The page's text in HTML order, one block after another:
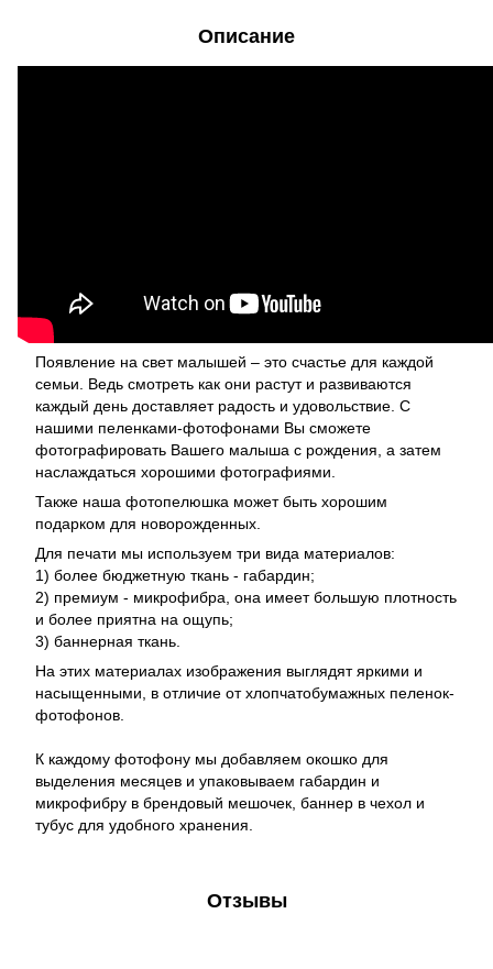
Описание
Появление на свет малышей – это счастье для каждой
семьи. Ведь смотреть как они растут и развиваются
каждый день доставляет радость и удовольствие. С
нашими пеленками-фотофонами Вы сможете
фотографировать Вашего малыша с рождения, а затем
наслаждаться хорошими фотографиями.
Также наша фотопелюшка может быть хорошим
подарком для новорожденных.
Для печати мы используем три вида материалов:
1) более бюджетную ткань - габардин;
2) премиум - микрофибра, она имеет большую плотность
и более приятна на ощупь;
3) баннерная ткань.
На этих материалах изображения выглядят яркими и
насыщенными, в отличие от хлопчатобумажных пеленок-
фотофонов.
К каждому фотофону мы добавляем окошко для
выделения месяцев и упаковываем габардин и
микрофибру в брендовый мешочек, баннер в чехол и
тубус для удобного хранения.
Отзывы